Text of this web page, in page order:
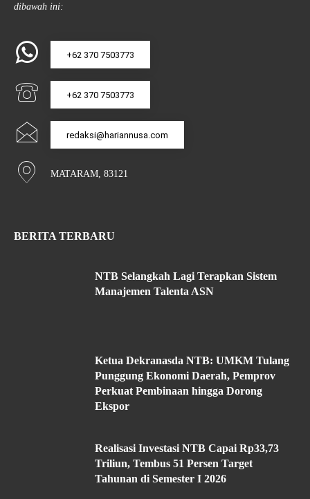
dibawah ini:
+62 370 7503773
+62 370 7503773
redaksi@hariannusa.com
MATARAM, 83121
BERITA TERBARU
NTB Selangkah Lagi Terapkan Sistem
Manajemen Talenta ASN
Ketua Dekranasda NTB: UMKM Tulang
Punggung Ekonomi Daerah, Pemprov
Perkuat Pembinaan hingga Dorong
Ekspor
Realisasi Investasi NTB Capai Rp33,73
Triliun, Tembus 51 Persen Target
Tahunan di Semester I 2026